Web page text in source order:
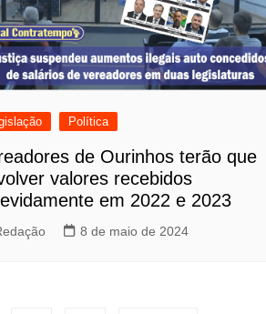
Política
de Ourinhos terão que
valores recebidos
em 2022 e 2023
8 de maio de 2024